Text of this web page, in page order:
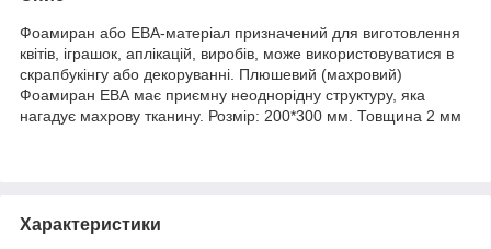
Фоамиран або ЕВА-матеріал призначений для виготовлення
квітів, іграшок, аплікацій, виробів, може використовуватися в
скрапбукінгу або декоруванні. Плюшевий (махровий)
Фоамиран ЕВА має приємну неоднорідну структуру, яка
нагадує махрову тканину. Розмір: 200*300 мм. Товщина 2 мм
Характеристики